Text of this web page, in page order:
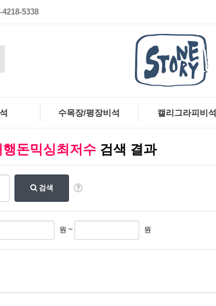
5338
수목장/평장비석 캘리그라피비석
돈믹싱최저수 검색 결과
검색
원 ~ 원